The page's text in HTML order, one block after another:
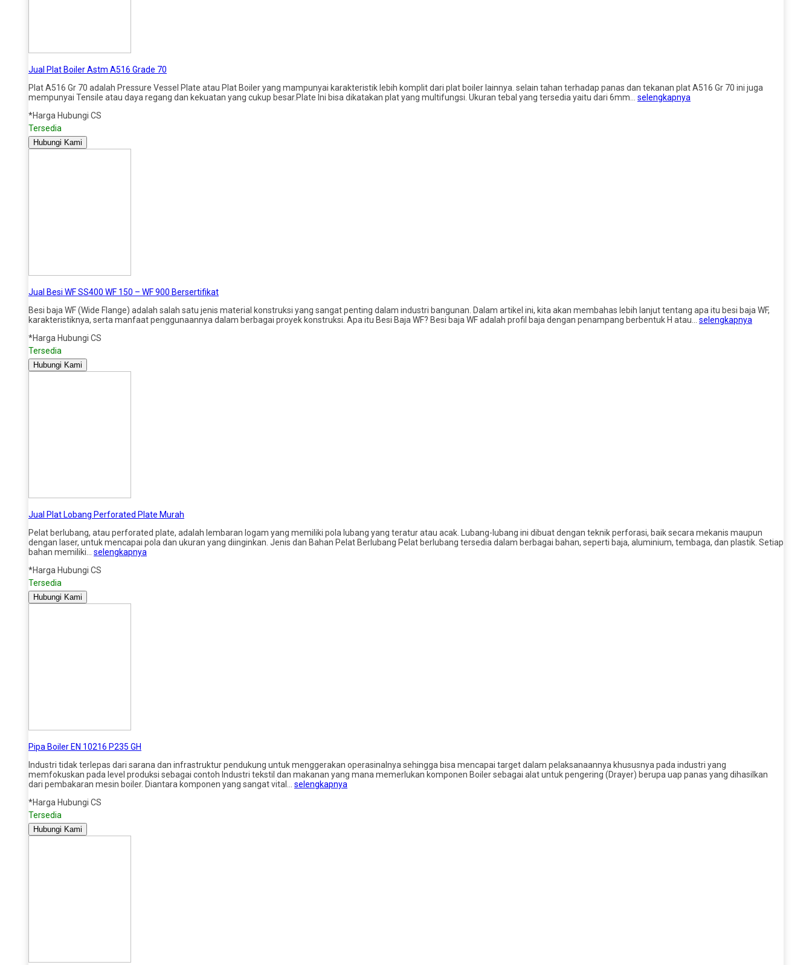
Jual Plat Boiler Astm A516 Grade 70
Plat A516 Gr 70 adalah Pressure Vessel Plate atau Plat Boiler yang mampunyai karakteristik lebih komplit dari plat boiler lainnya. selain tahan terhadap panas dan tekanan plat A516 Gr 70 ini juga
mempunyai Tensile atau daya regang dan kekuatan yang cukup besar.Plate Ini bisa dikatakan plat yang multifungsi. Ukuran tebal yang tersedia yaitu dari 6mm… selengkapnya
*Harga Hubungi CS
Tersedia
Hubungi Kami
Jual Besi WF SS400 WF 150 – WF 900 Bersertifikat
Besi baja WF (Wide Flange) adalah salah satu jenis material konstruksi yang sangat penting dalam industri bangunan. Dalam artikel ini, kita akan membahas lebih lanjut tentang apa itu besi baja WF,
karakteristiknya, serta manfaat penggunaannya dalam berbagai proyek konstruksi. Apa itu Besi Baja WF? Besi baja WF adalah profil baja dengan penampang berbentuk H atau… selengkapnya
*Harga Hubungi CS
Tersedia
Hubungi Kami
Jual Plat Lobang Perforated Plate Murah
Pelat berlubang, atau perforated plate, adalah lembaran logam yang memiliki pola lubang yang teratur atau acak. Lubang-lubang ini dibuat dengan teknik perforasi, baik secara mekanis maupun
dengan laser, untuk mencapai pola dan ukuran yang diinginkan. Jenis dan Bahan Pelat Berlubang Pelat berlubang tersedia dalam berbagai bahan, seperti baja, aluminium, tembaga, dan plastik. Setiap
bahan memiliki… selengkapnya
*Harga Hubungi CS
Tersedia
Hubungi Kami
Pipa Boiler EN 10216 P235 GH
Industri tidak terlepas dari sarana dan infrastruktur pendukung untuk menggerakan operasinalnya sehingga bisa mencapai target dalam pelaksanaannya khususnya pada industri yang
memfokuskan pada level produksi sebagai contoh Industri tekstil dan makanan yang mana memerlukan komponen Boiler sebagai alat untuk pengering (Drayer) berupa uap panas yang dihasilkan
dari pembakaran mesin boiler. Diantara komponen yang sangat vital… selengkapnya
*Harga Hubungi CS
Tersedia
Hubungi Kami